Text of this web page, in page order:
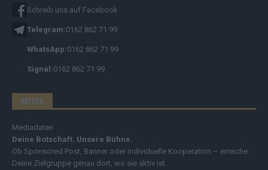
Schreib uns auf Facebook
Telegram:0162 862 71 99
WhatsApp:0162 862 71 99
Signal:0162 862 71 99
MEDIA
Mediadaten
Deine Botschaft. Unsere Bühne.
Ob Sponsored Post, Banner oder individuelle Kooperation – erreiche
Deine Zielgruppe genau dort, wo sie aktiv ist.